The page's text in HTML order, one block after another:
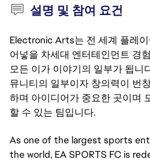
설명 및 참여 요건
Electronic Arts는 전 세계 플레
어넣을 차세대 엔터테인먼트 경
모든 이가 이야기의 일부가 됩니
뮤니티의 일부이자 창의력이 번
하며 아이디어가 중요한 곳이며
할 수 있는 팀입니다.
As one of the largest sports
the world, EA SPORTS FC is